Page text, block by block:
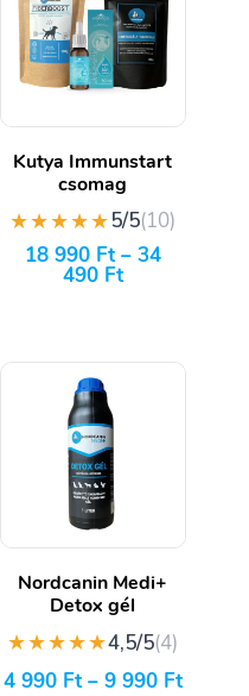
Kutya Immunstart
csomag
★★★★★5/5(10)
18 990 Ft– 34
490 Ft
Nordcanin Medi+
Detox gél
★★★★★4,5/5(4)
4 990 Ft– 9 990 Ft